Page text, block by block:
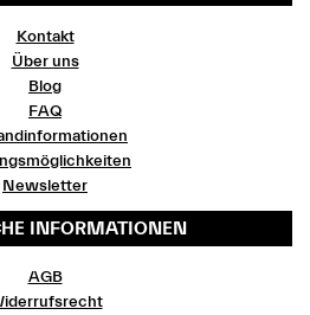
Kontakt
Über uns
Blog
FAQ
Newsletter
INFORMATIONEN
AGB